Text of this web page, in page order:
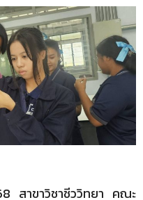
สาขาวิชาชีววิทยา คณะ